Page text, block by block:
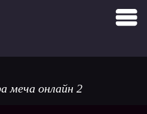
меча онлайн 2